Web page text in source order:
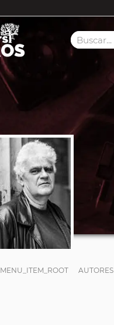
MENU_ITEM_ROOT AUTORES